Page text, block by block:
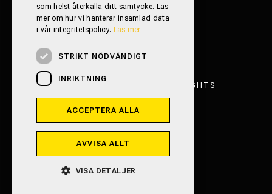
FRITIDSFORDON TRESTAD 2026. ALL RIGHTS
som helst återkalla ditt samtycke. Läs
mer om hur vi hanterar insamlad data
i vår integritetspolicy. Läs mer
STRIKT NÖDVÄNDIGT
INRIKTNING
ACCEPTERA ALLA
AVVISA ALLT
VISA DETALJER